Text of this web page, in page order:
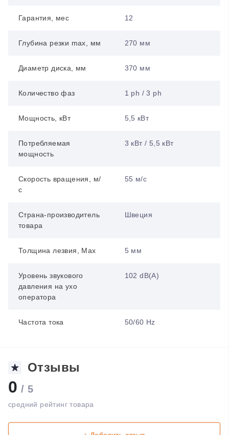
Гарантия, мес 12
Глубина резки max, мм 270 мм
Диаметр диска, мм 370 мм
Количество фаз 1 ph / 3 ph
Мощность, кВт 5,5 кВт
Потребляемая
мощность
3 кВт / 5,5 кВт
Скорость вращения, м/
с
55 м/с
Страна-производитель
товара
Швеция
Толщина лезвия, Max 5 мм
Уровень звукового
давления на ухо
оператора
102 dB(A)
Частота тока 50/60 Hz
Отзывы
0 / 5
средний рейтинг товара